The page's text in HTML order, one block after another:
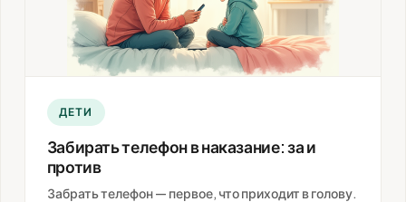
ДЕТИ
Забирать телефон в наказание: за и
против
Забрать телефон — первое, что приходит в голову.